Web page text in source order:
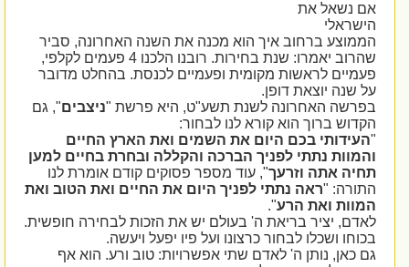
אם נשאל את
הישראלי
הממוצע ברחוב איך הוא מכנה את השנה האחרונה, סביר
שהרוב יאמרו: שנת בחירות. רובנו הלכנו 4 פעמים לקלפי,
פעמיים לראשות מקומית ופעמיים לכנסת. בהחלט מדובר
על שנה יוצאת דופן.
בפרשה האחרונה לשנת תשע"ט, היא פרשת "ניצבים", גם
הקדוש ברוך הוא קורא לנו לבחור:
העידותי בכם היום את השמים ואת הארץ החיים
והמוות נתתי לפניך הברכה והקללה ובחרת בחיים למען
תחיה אתה וזרעך", עוד מספר פסוקים קודם אומרת לנו
התורה: "ראה נתתי לפניך היום את החיים ואת הטוב ואת
המוות ואת הרע".
לאדם, יציר בריאת ה' בעולם יש את הזכות לבחירה חופשית.
בכוחו ושכלו לבחור כרצונו ועל פיו יפעל ויעשה.
גם כאן, נותן ה' לאדם שתי אפשרויות: טוב ורע. הוא אף